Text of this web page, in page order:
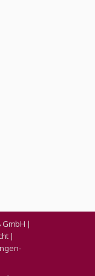
|
|